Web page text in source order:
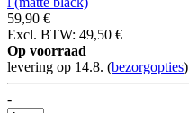
59,90 €
Excl. BTW: 49,50 €
Op voorraad
levering op 14.8. (bezorgopties)
-